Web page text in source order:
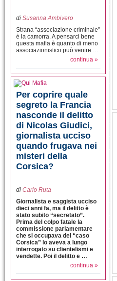
di Susanna Ambivero
Strana “associazione criminale”
è la camorra. A pensarci bene
questa mafia è quanto di meno
associazionistico può venire …
continua »
Per coprire quale
segreto la Francia
nasconde il delitto
di Nicolas Giudici,
giornalista ucciso
quando frugava nei
misteri della
Corsica?
di Carlo Ruta
Giornalista e saggista ucciso
dieci anni fa, ma il delitto è
stato subito “secretato”.
Prima del colpo fatale la
commissione parlamentare
che si occupava del “caso
Corsica” lo aveva a lungo
interrogato su clientelismi e
vendette. Poi il delitto e …
continua »